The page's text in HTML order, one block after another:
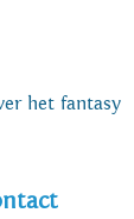
het fantasy